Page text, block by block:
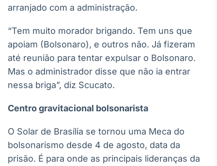
A melhor
plataforma para
de investimento
no Brasil
IA
Em breve
arranjado com a administração.
“Tem muito morador brigando. Tem uns que
apoiam (Bolsonaro), e outros não. Já fizeram
até reunião para tentar expulsar o Bolsonaro.
Mas o administrador disse que não ia entrar
nessa briga”, diz Scucato.
Centro gravitacional bolsonarista
O Solar de Brasília se tornou uma Meca do
bolsonarismo desde 4 de agosto, data da
prisão. É para onde as principais lideranças da